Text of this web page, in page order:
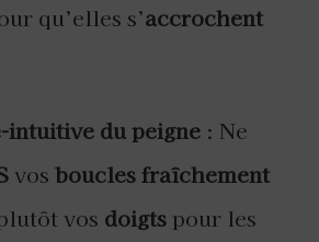
qu’elles s’accrochent
intuitive du peigne : Ne
vos boucles fraîchement
vos doigts pour les